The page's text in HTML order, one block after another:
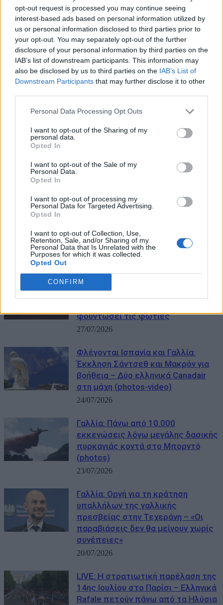
opt-out request is processed you may continue seeing
interest-based ads based on personal information utilized by
us or personal information disclosed to third parties prior to
your opt-out. You may separately opt-out of the further
disclosure of your personal information by third parties on the
IAB’s list of downstream participants. This information may
also be disclosed by us to third parties on the IAB’s List of
Downstream Participants that may further disclose it to other
Personal Data Processing Opt Outs
I want to opt-out of the Sharing of my
personal data.
Opted In
I want to opt-out of the Sale of my
Personal Data.
Opted In
I want to opt-out of processing my
Personal Data for Targeted Advertising.
Opted In
I want to opt-out of Collection, Use,
Retention, Sale, and/or Sharing of my
Personal Data that Is Unrelated with the
Purposes for which it was collected.
Opted Out
CONFIRM
Πάνω από 500 χιλιόμετρα
φωτιές στη Γαλλία – Eικόνες από
δορυφόρους
27/07/2026
Πύρινος εφιάλτης σε Γαλλία και
Ισπανία: 325.000 εκκενώσεις και
φουντώσει τις φωτιές
27/07/2026
Φλέγονται Ισπανία και Γαλλία:
Έκκληση Σάντσεθ και Μακρόν για
βοήθεια – Δύο ελληνικά Canadair
στη μάχη (photos-video)
24/07/2026
Γαλλία: Πάνω από 10.000
εκκενώσεις λόγω μεγάλης δασικής
πυρκαγιάς κοντά στο Μπορντό
(photos)
23/07/2026
Γαλλία: Οργή για τη κράτηση
υπαλλήλων της γαλλικής
πρεσβείας στην Τεχεράνη – «Οι
παραβιάσεις δεν θα μείνουν χωρίς
συνέπειες»
20/07/2026
LIVE: Η στρατιωτική παρέλαση της
14ης Ιουλίου στο Παρίσι – Ελληνικά
Rafale πετούν πάνω από τα Ηλύσια